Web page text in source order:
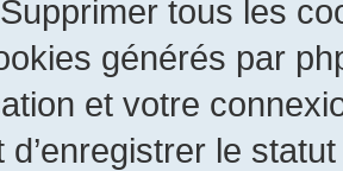
Supprimer tous les
générés par
et votre
d’enregistrer le